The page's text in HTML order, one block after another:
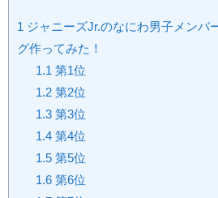
1 ジャニーズJr.のなにわ男子メンバ
グ作ってみた！
1.1 第1位
1.2第2位
1.3第3位
1.4第4位
1.5第5位
1.6第6位